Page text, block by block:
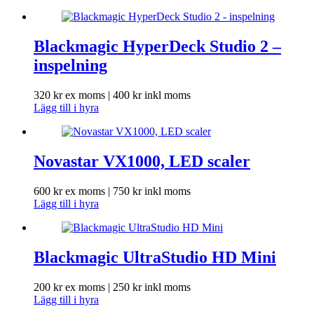
Blackmagic HyperDeck Studio 2 –
inspelning
320 krex moms | 400 krinkl moms
Lägg till i hyra
Novastar VX1000, LED scaler
600 krex moms | 750 krinkl moms
Lägg till i hyra
Blackmagic UltraStudio HD Mini
200 krex moms | 250 krinkl moms
Lägg till i hyra